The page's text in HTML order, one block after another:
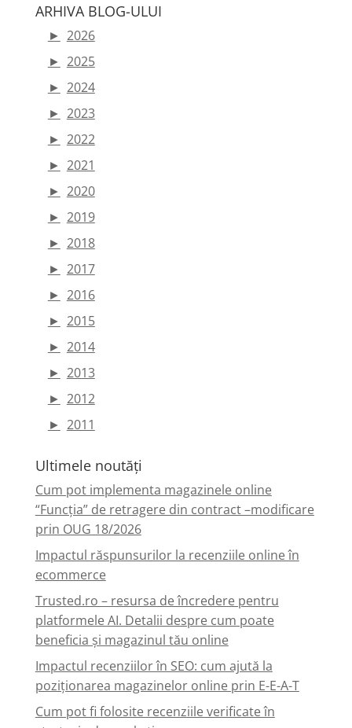
ARHIVA BLOG-ULUI
► 2026
► 2025
► 2024
► 2023
► 2022
► 2021
► 2020
► 2019
► 2018
► 2017
► 2016
► 2015
► 2014
► 2013
► 2012
► 2011
Ultimele noutăți
Cum pot implementa magazinele online
“Funcția” de retragere din contract –modificare
prin OUG 18/2026
Impactul răspunsurilor la recenziile online în
ecommerce
Trusted.ro – resursa de încredere pentru
platformele AI. Detalii despre cum poate
beneficia și magazinul tău online
Impactul recenziilor în SEO: cum ajută la
poziționarea magazinelor online prin E-E-A-T
Cum pot fi folosite recenziile verificate în